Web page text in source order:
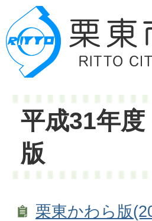
平成31年
版
栗東かわら版